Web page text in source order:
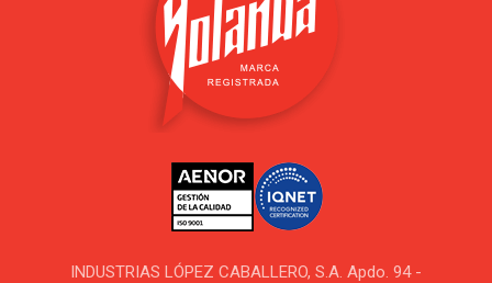
INDUSTRIAS LÓPEZ CABALLERO, S.A. Apdo. 94 -